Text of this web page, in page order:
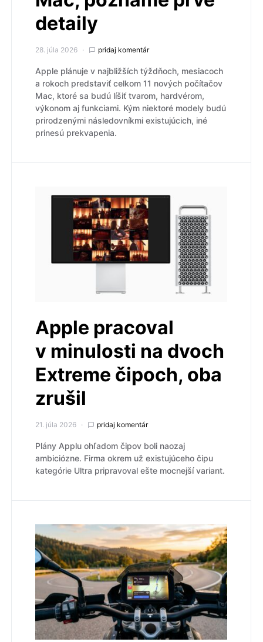
detaily
28. júla 2026 pridaj komentár
Apple plánuje v najbližších týždňoch, mesiacoch
a rokoch predstaviť celkom 11 nových počítačov
Mac, ktoré sa budú líšiť tvarom, hardvérom,
výkonom aj funkciami. Kým niektoré modely budú
prirodzenými následovníkmi existujúcich, iné
prinesú prekvapenia.
Apple pracoval
v minulosti na dvoch
Extreme čipoch, oba
zrušil
21. júla 2026 pridaj komentár
Plány Applu ohľadom čipov boli naozaj
ambiciózne. Firma okrem už existujúceho čipu
kategórie Ultra pripravoval ešte mocnejší variant.